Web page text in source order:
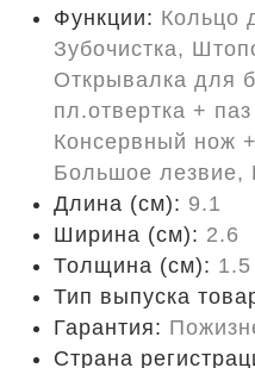
Функции: Кольцо
Зубочистка,
Открывалка для
пл.отвертка +
Консервный нож
Большое лезвие,
Длина (cм): 9.1
Ширина (см): 2.6
Толщина (см): 1.5
Тип выпуска
Гарантия:
Страна